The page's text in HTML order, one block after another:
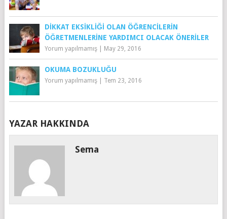
DIKKAT EKSIKLIĞI OLAN ÖĞRENCILERIN
ÖĞRETMENLERINE YARDIMCI OLACAK ÖNERILER
Yorum yapılmamış| May 29, 2016
OKUMA BOZUKLUĞU
Yorum yapılmamış| Tem 23, 2016
YAZAR HAKKINDA
Sema